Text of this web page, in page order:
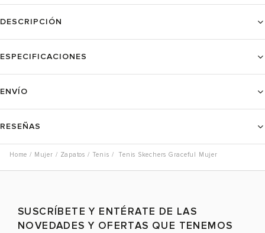
DESCRIPCIÓN
ESPECIFICACIONES
ENVÍO
RESEÑAS
Mujer Zapatos Tenis Tenis Skechers Graceful Mujer
SUSCRÍBETE Y ENTÉRATE DE LAS
NOVEDADES Y OFERTAS QUE TENEMOS